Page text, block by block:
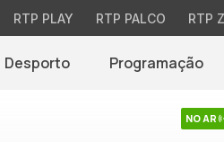
RTP PLAY RTP PALCO RTP
Desporto Programação
NO AR